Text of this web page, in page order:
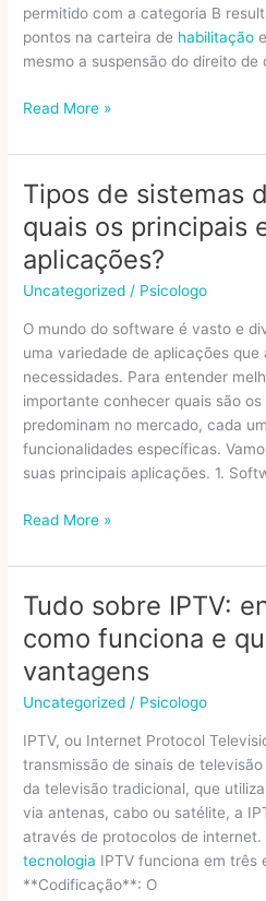
permitido com a categoria B
pontos na carteira de habilitação
mesmo a suspensão do direito de
Categoria
B,
D,
E:
quais
veículos
cada
carteira
de
habilitação
pode
dirigir?
Read More »
Tipos de sistemas
quais os principais
aplicações?
Uncategorized / Psicologo
O mundo do software é vasto e
uma variedade de aplicações
necessidades. Para entender
importante conhecer quais são
predominam no mercado, cada
funcionalidades específicas.
suas principais aplicações. 1.
Tipos
sistemas
informação:
quais
os
principais
e
suas
aplicações?
Read More »
Tudo sobre IPTV:
como funciona e
vantagens
Uncategorized / Psicologo
IPTV, ou Internet Protocol
transmissão de sinais de
da televisão tradicional, que
via antenas, cabo ou satélite, a
através de protocolos de
tecnologia IPTV funciona em três
**Codificação**: O